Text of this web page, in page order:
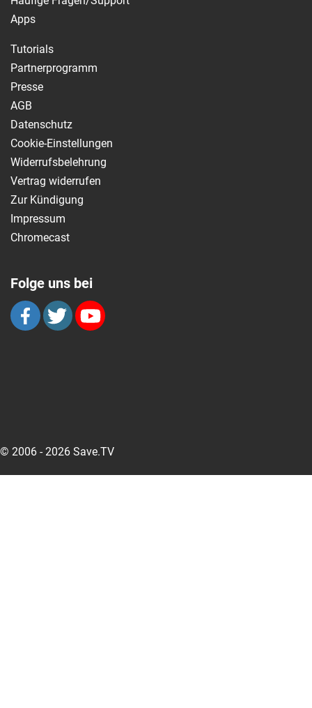
Apps
Tutorials
Partnerprogramm
Presse
AGB
Datenschutz
Cookie-Einstellungen
Widerrufsbelehrung
Vertrag widerrufen
Zur Kündigung
Impressum
Chromecast
Folge uns bei
© 2006 - 2026 Save.TV